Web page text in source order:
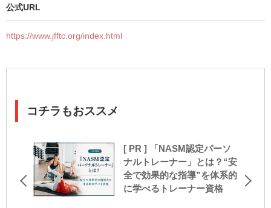
公式URL
https://www.jfftc.org/index.html
コチラもおススメ
[ PR ] 「NASM認定パーソ
ナルトレーナー」とは？“安
全で効果的な指導”を体系的
に学べるトレーナー資格